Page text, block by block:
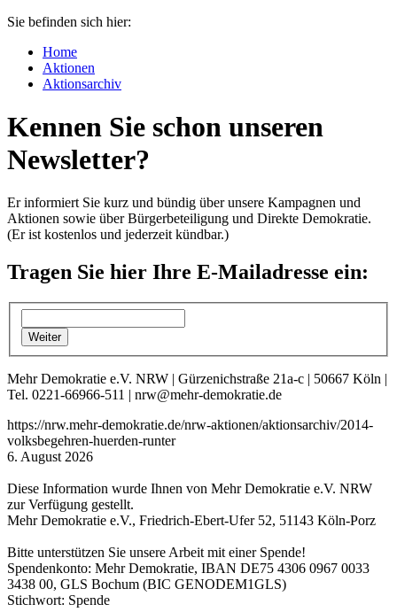
Sie befinden sich hier:
Home
Aktionen
Aktionsarchiv
Kennen Sie schon unseren
Newsletter?
Er informiert Sie kurz und bündig über unsere Kampagnen und
Aktionen sowie über Bürgerbeteiligung und Direkte Demokratie.
(Er ist kostenlos und jederzeit kündbar.)
Tragen Sie hier Ihre E-Mailadresse ein:
Mehr Demokratie e.V. NRW | Gürzenichstraße 21a-c | 50667 Köln |
Tel. 0221-66966-511 | nrw@mehr-demokratie.de
https://nrw.mehr-demokratie.de/nrw-aktionen/aktionsarchiv/2014-
volksbegehren-huerden-runter
6. August 2026
Diese Information wurde Ihnen von Mehr Demokratie e.V. NRW
zur Verfügung gestellt.
Mehr Demokratie e.V., Friedrich-Ebert-Ufer 52, 51143 Köln-Porz
Bitte unterstützen Sie unsere Arbeit mit einer Spende!
Spendenkonto: Mehr Demokratie, IBAN DE75 4306 0967 0033
3438 00, GLS Bochum (BIC GENODEM1GLS)
Stichwort: Spende